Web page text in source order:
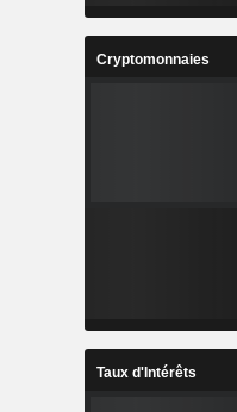
Cryptomonnaies
Taux d'Intérêts